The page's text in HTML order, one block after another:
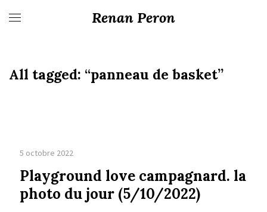
Renan Peron
All tagged: “panneau de basket”
5 octobre 2022
Playground love campagnard. la
photo du jour (5/10/2022)